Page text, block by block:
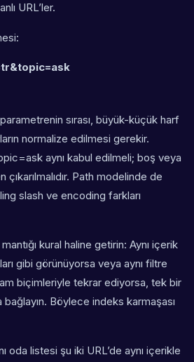
URL’ler.
sırası, büyük-küçük harf
normalize edilmesi gerekir.
aynı kabul edilmeli; boş veya
Path modelinde de
slash ve encoding farkları
kural haline getirin: Aynı içerik
gibi görünüyorsa veya aynı filtre
biçimleriyle tekrar ediyorsa, tek bir
bağlayın. Böylece indeks karmaşası
oda listesi şu iki URL’de aynı içerikle